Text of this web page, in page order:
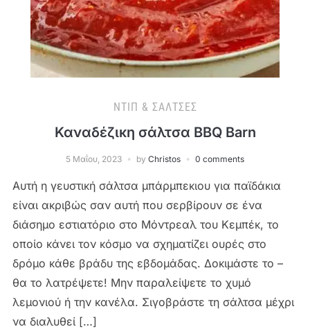
ΝΤΙΠ & ΣΆΛΤΣΕΣ
Καναδέζικη σάλτσα BBQ Barn
5 Μαΐου, 2023 by Christos 0 comments
Αυτή η γευστική σάλτσα μπάρμπεκιου για παϊδάκια
είναι ακριβώς σαν αυτή που σερβίρουν σε ένα
διάσημο εστιατόριο στο Μόντρεαλ του Κεμπέκ, το
οποίο κάνει τον κόσμο να σχηματίζει ουρές στο
δρόμο κάθε βράδυ της εβδομάδας. Δοκιμάστε το –
θα το λατρέψετε! Μην παραλείψετε το χυμό
λεμονιού ή την κανέλα. Σιγοβράστε τη σάλτσα μέχρι
να διαλυθεί […]